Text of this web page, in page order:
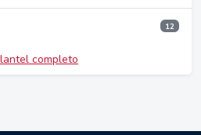
12
completo